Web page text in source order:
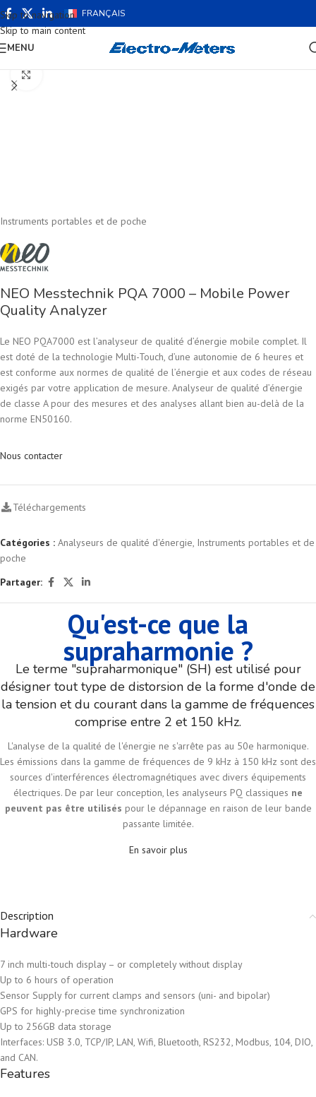
Skip to navigation
Skip to main content
FRANÇAIS
MENU
Instruments portables et de poche
NEO Messtechnik PQA 7000 – Mobile Power
Quality Analyzer
Le NEO PQA7000 est l’analyseur de qualité d’énergie mobile complet. Il
est doté de la technologie Multi-Touch, d’une autonomie de 6 heures et
est conforme aux normes de qualité de l’énergie et aux codes de réseau
exigés par votre application de mesure. Analyseur de qualité d’énergie
de classe A pour des mesures et des analyses allant bien au-delà de la
norme EN50160.
Nous contacter
Téléchargements
Catégories : Analyseurs de qualité d'énergie, Instruments portables et de
poche
Partager:
Qu'est-ce que la
supraharmonie ?
Le terme "supraharmonique" (SH) est utilisé pour
désigner tout type de distorsion de la forme d'onde de
la tension et du courant dans la gamme de fréquences
comprise entre 2 et 150 kHz.
L'analyse de la qualité de l'énergie ne s'arrête pas au 50e harmonique.
Les émissions dans la gamme de fréquences de 9 kHz à 150 kHz sont des
sources d'interférences électromagnétiques avec divers équipements
électriques. De par leur conception, les analyseurs PQ classiques ne
peuvent pas être utilisés pour le dépannage en raison de leur bande
passante limitée.
En savoir plus
Description
Hardware
7 inch multi-touch display – or completely without display
Up to 6 hours of operation
Sensor Supply for current clamps and sensors (uni- and bipolar)
GPS for highly-precise time synchronization
Up to 256GB data storage
Interfaces: USB 3.0, TCP/IP, LAN, Wifi, Bluetooth, RS232, Modbus, 104, DIO,
and CAN.
Features